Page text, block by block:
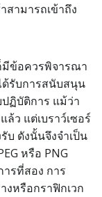
สามารถเข้าถึง
มีข้อควรพิจารณา
ด้รับการสนับสนุน
ฏิบัติการ แม้ว่า
ล้ว แต่เบราว์เซอร์
บ ดังนั้นจึงจำเป็น
หรือ PNG
ารที่สอง การ
งหรือกราฟิกเวก